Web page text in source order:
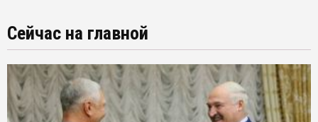
Сейчас на главной